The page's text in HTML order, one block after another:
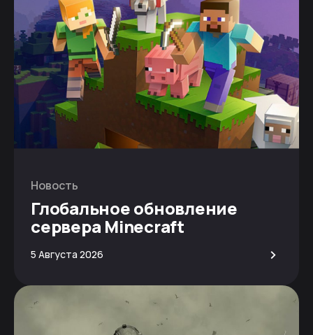
Новость
Глобальное обновление
сервера Minecraft
5 Августа 2026 >